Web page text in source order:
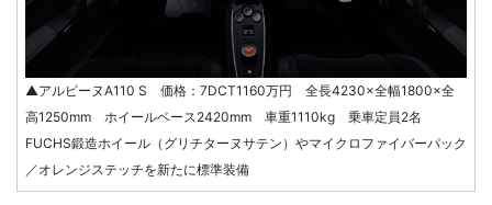
▲アルピーヌA110 S 価格：7DCT1160万円 全長4230×全幅1800×全
高1250mm ホイールベース2420mm 車重1110kg 乗車定員2名
FUCHS鍛造ホイール（グリチターヌサテン）やマイクロファイバーパック
／オレンジステッチを新たに標準装備